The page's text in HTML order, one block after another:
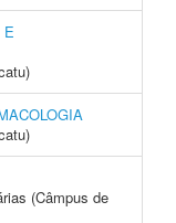
E
(Câmpus de